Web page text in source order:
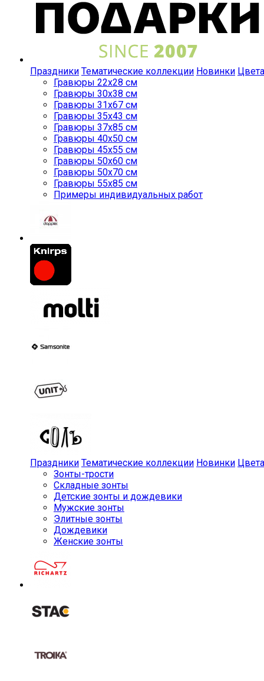
Праздники Тематические коллекции Новинки Цвета
Гравюры 22x28 см
Гравюры 30x38 см
Гравюры 31x67 см
Гравюры 35x43 см
Гравюры 37x85 см
Гравюры 40x50 см
Гравюры 45x55 см
Гравюры 50x60 см
Гравюры 50x70 см
Гравюры 55x85 см
Примеры индивидуальных работ
Праздники Тематические коллекции Новинки Цвета
Зонты-трости
Складные зонты
Детские зонты и дождевики
Мужские зонты
Элитные зонты
Дождевики
Женские зонты